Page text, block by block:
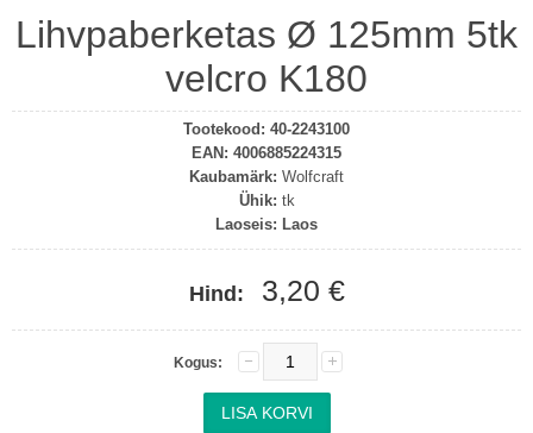
Lihvpaberketas Ø 125mm 5tk
velcro K180
Tootekood: 40-2243100
EAN: 4006885224315
Kaubamärk: Wolfcraft
Ühik: tk
Laoseis: Laos
Hind: 3,20 €
Kogus: